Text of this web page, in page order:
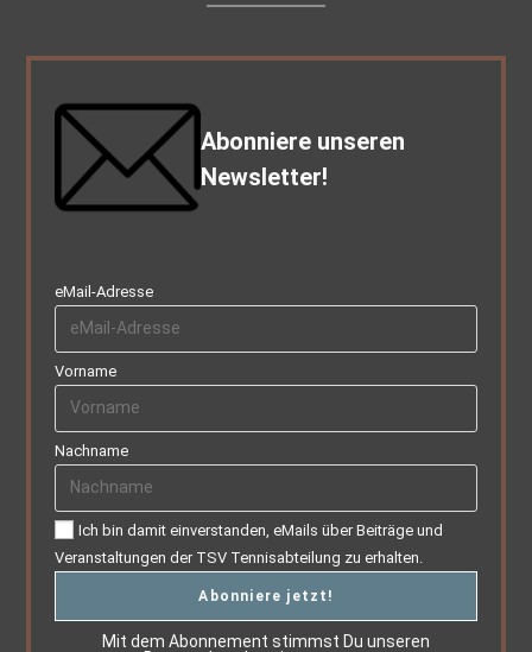
Abonniere unseren
Newsletter!
eMail-Adresse
Vorname
Nachname
Ich bin damit einverstanden, eMails über Beiträge und
Veranstaltungen der TSV Tennisabteilung zu erhalten.
Mit dem Abonnement stimmst Du unseren